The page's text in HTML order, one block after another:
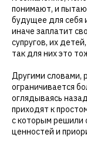
понимают, и
будущее для себя
иначе заплатит
супругов, их
так для них это
Другими словами,
ограничивается
оглядываясь
приходят к
с которым решили
ценностей и